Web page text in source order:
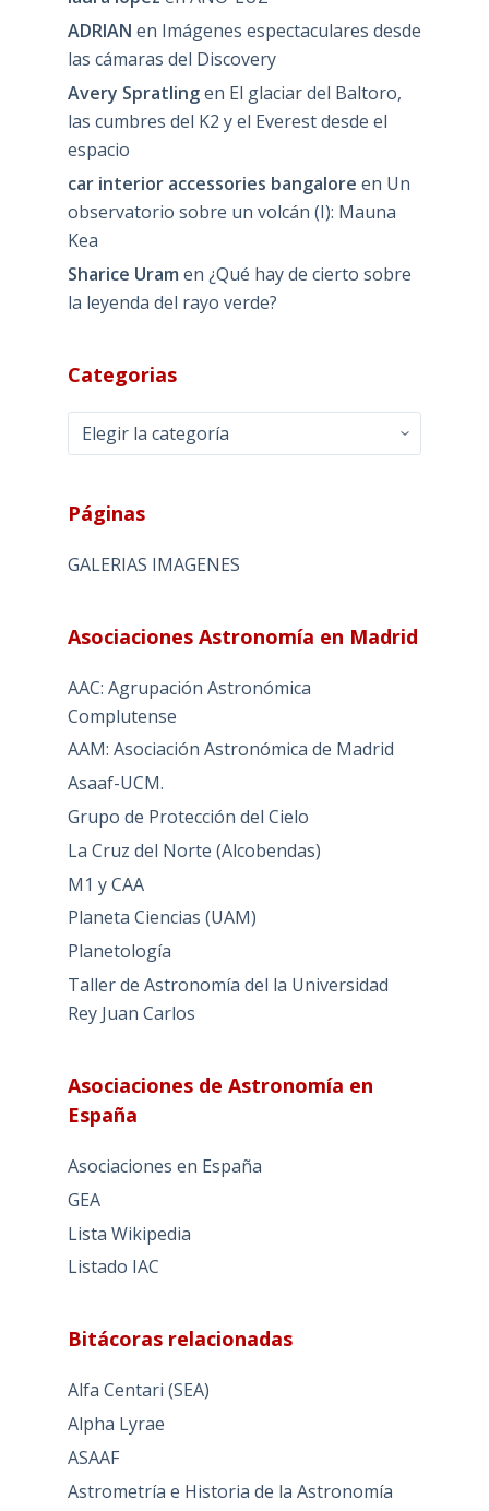
ADRIAN en Imágenes espectaculares desde
las cámaras del Discovery
Avery Spratlingen El glaciar del Baltoro,
las cumbres del K2 y el Everest desde el
espacio
car interior accessories bangalore en Un
observatorio sobre un volcán (I): Mauna
Kea
Sharice Uram en ¿Qué hay de cierto sobre
la leyenda del rayo verde?
Categorias
Categorias
Páginas
GALERIAS IMAGENES
Asociaciones Astronomía en Madrid
AAC: Agrupación Astronómica
Complutense
AAM: Asociación Astronómica de Madrid
Asaaf-UCM.
Grupo de Protección del Cielo
La Cruz del Norte (Alcobendas)
M1 y CAA
Planeta Ciencias (UAM)
Planetología
Taller de Astronomía del la Universidad
Rey Juan Carlos
Asociaciones de Astronomía en
España
Asociaciones en España
GEA
Lista Wikipedia
Listado IAC
Bitácoras relacionadas
Alfa Centari (SEA)
Alpha Lyrae
ASAAF
Astrometría e Historia de la Astronomía